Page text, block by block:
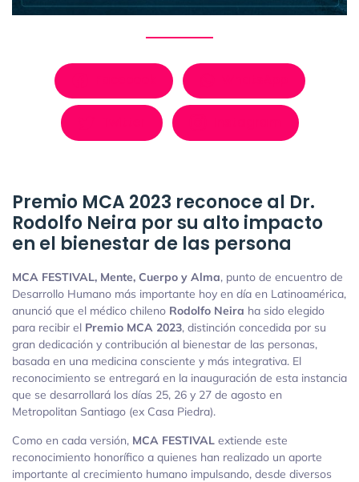
Premio MCA 2023 reconoce al Dr.
Rodolfo Neira por su alto impacto
en el bienestar de las persona
MCA FESTIVAL, Mente, Cuerpo y Alma, punto de encuentro de
Desarrollo Humano más importante hoy en día en Latinoamérica,
anunció que el médico chileno Rodolfo Neira ha sido elegido
para recibir el Premio MCA 2023, distinción concedida por su
gran dedicación y contribución al bienestar de las personas,
basada en una medicina consciente y más integrativa. El
reconocimiento se entregará en la inauguración de esta instancia
que se desarrollará los días 25, 26 y 27 de agosto en
Metropolitan Santiago (ex Casa Piedra).
Como en cada versión, MCA FESTIVAL extiende este
reconocimiento honorífico a quienes han realizado un aporte
importante al crecimiento humano impulsando, desde diversos